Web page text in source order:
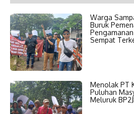
Warga
Buruk
Sempat
Menolak PT
Puluhan
Meluruk